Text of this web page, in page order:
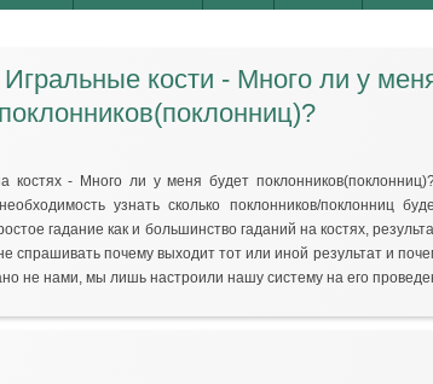
кости - Много ли у
поклонников(поклонниц)?
костях - Много ли у меня будет
узнать сколько поклонников/поклонниц
гадание как и большинство гаданий на костях,
спрашивать почему выходит тот или иной результат и
не нами, мы лишь настроили нашу систему на его